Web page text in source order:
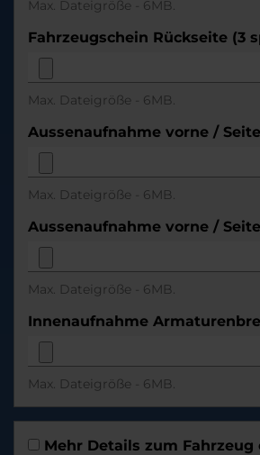
Max. Dateigröße - 6MB.
Fahrzeugschein Rückseite (3
Max. Dateigröße - 6MB.
Aussenaufnahme vorne /
Max. Dateigröße - 6MB.
Aussenaufnahme vorne /
Max. Dateigröße - 6MB.
Innenaufnahme
Max. Dateigröße - 6MB.
Mehr Details zum Fahrzeug